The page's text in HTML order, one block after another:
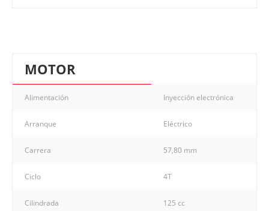
MOTOR
Alimentación Inyección electrónica
Arranque Eléctrico
Carrera 57,80 mm
Ciclo 4T
Cilindrada 125 cc